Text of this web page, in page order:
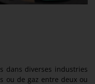
dans diverses industries
ou de gaz entre deux ou